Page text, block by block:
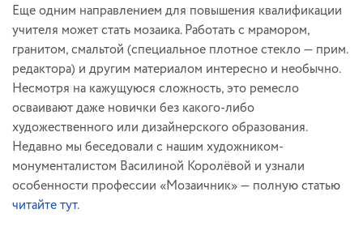
Еще одним направлением для повышения квалификации
учителя может стать мозаика. Работать с мрамором,
гранитом, смальтой (специальное плотное стекло — прим.
редактора) и другим материалом интересно и необычно.
Несмотря на кажущуюся сложность, это ремесло
осваивают даже новички без какого-либо
художественного или дизайнерского образования.
Недавно мы беседовали с нашим художником-
монументалистом Василиной Королёвой и узнали
особенности профессии «Мозаичник» — полную статью
читайте тут.